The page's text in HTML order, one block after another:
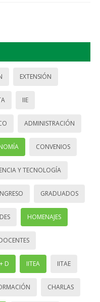
EXTENSIÓN
IIE
ADMINISTRACIÓN
CONVENIOS
Y TECNOLOGÍA
GRADUADOS
HOMENAJES
D IITEA IITAE
CHARLAS